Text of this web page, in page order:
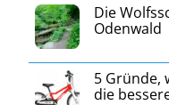
Die
Odenwald
5 Gründe,
die